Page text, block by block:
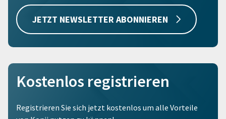
JETZT NEWSLETTER ABONNIEREN
Kostenlos registrieren
Registrieren Sie sich jetzt kostenlos um alle Vorteile